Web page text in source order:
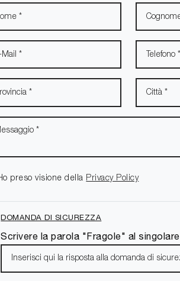
preso visione della Privacy Policy
DOMANDA DI SICUREZZA
Scrivere la parola "Fragole" al singolare